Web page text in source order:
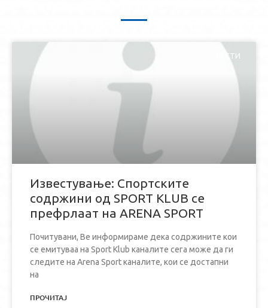
ВЕСТИ
Известување: Спортските
содржини од SPORT KLUB се
префрлаат на ARENA SPORT
Почитувани, Ве информираме дека содржините кои
се емитуваа на Sport Klub каналите сега може да ги
следите на Arena Sport каналите, кои се достапни
на
ПРОЧИТАЈ